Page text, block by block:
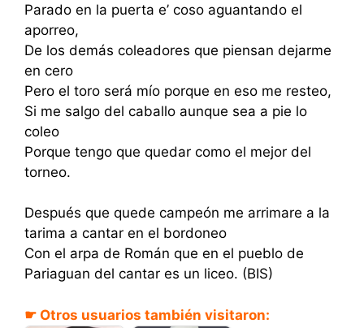
Parado en la puerta e’ coso aguantando el
aporreo,
De los demás coleadores que piensan dejarme
en cero
Pero el toro será mío porque en eso me resteo,
Si me salgo del caballo aunque sea a pie lo
coleo
Porque tengo que quedar como el mejor del
torneo.
Después que quede campeón me arrimare a la
tarima a cantar en el bordoneo
Con el arpa de Román que en el pueblo de
Pariaguan del cantar es un liceo. (BIS)
☛ Otros usuarios también visitaron: